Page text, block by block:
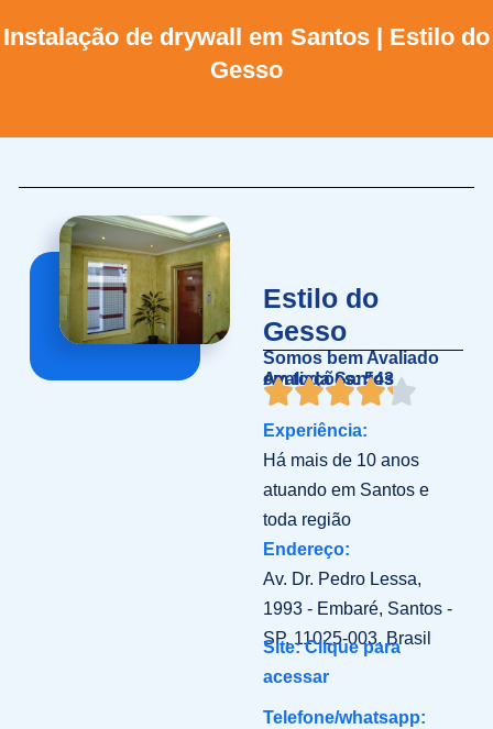
Instalação de drywall em Santos | Estilo do
Gesso
Estilo do
Gesso
Somos bem Avaliado
em toda Santos
Avaliações: 543
Experiência:
Há mais de 10 anos
atuando em Santos e
toda região
Endereço:
Av. Dr. Pedro Lessa,
1993 - Embaré, Santos -
SP, 11025-003, Brasil
Site: Clique para
acessar
Telefone/whatsapp: